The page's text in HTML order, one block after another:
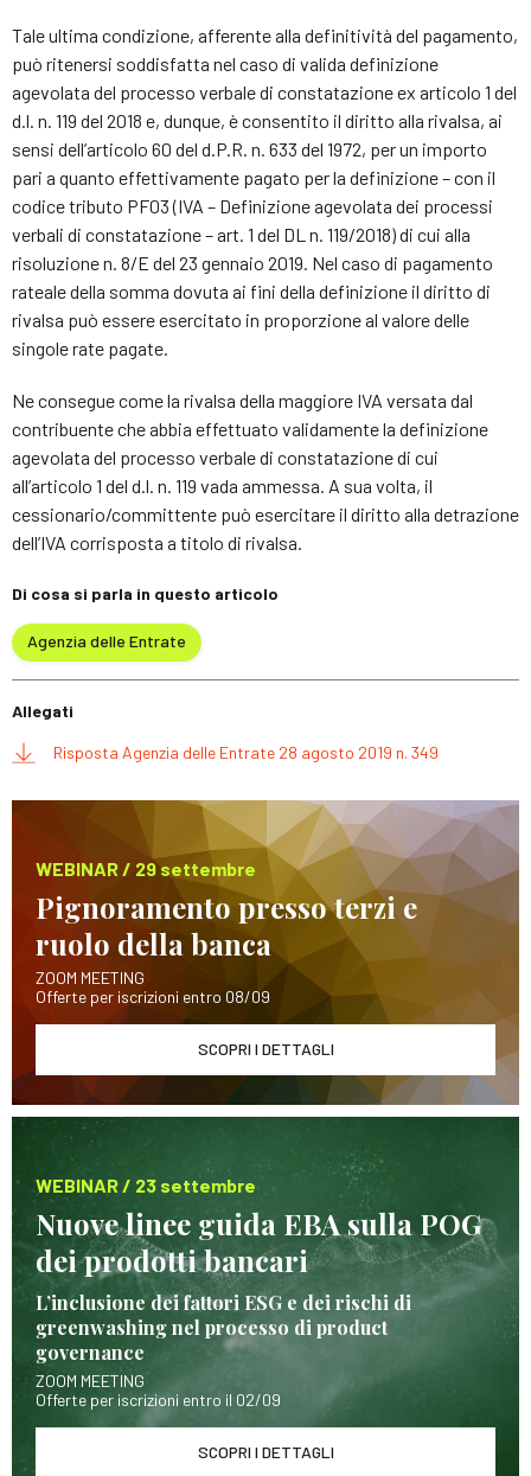
Tale ultima condizione, afferente alla definitività del pagamento,
può ritenersi soddisfatta nel caso di valida definizione
agevolata del processo verbale di constatazione ex articolo 1 del
d.l. n. 119 del 2018 e, dunque, è consentito il diritto alla rivalsa, ai
sensi dell’articolo 60 del d.P.R. n. 633 del 1972, per un importo
pari a quanto effettivamente pagato per la definizione – con il
codice tributo PF03 (IVA – Definizione agevolata dei processi
verbali di constatazione – art. 1 del DL n. 119/2018) di cui alla
risoluzione n. 8/E del 23 gennaio 2019. Nel caso di pagamento
rateale della somma dovuta ai fini della definizione il diritto di
rivalsa può essere esercitato in proporzione al valore delle
singole rate pagate.
Ne consegue come la rivalsa della maggiore IVA versata dal
contribuente che abbia effettuato validamente la definizione
agevolata del processo verbale di constatazione di cui
all’articolo 1 del d.l. n. 119 vada ammessa. A sua volta, il
cessionario/committente può esercitare il diritto alla detrazione
dell’IVA corrisposta a titolo di rivalsa.
Di cosa si parla in questo articolo
Agenzia delle Entrate
Allegati
Risposta Agenzia delle Entrate 28 agosto 2019 n. 349
WEBINAR / 29 settembre
Pignoramento presso terzi e
ruolo della banca
ZOOM MEETING
Offerte per iscrizioni entro 08/09
SCOPRI I DETTAGLI
WEBINAR / 23 settembre
Nuove linee guida EBA sulla POG
dei prodotti bancari
L’inclusione dei fattori ESG e dei rischi di
greenwashing nel processo di product
governance
ZOOM MEETING
Offerte per iscrizioni entro il 02/09
SCOPRI I DETTAGLI